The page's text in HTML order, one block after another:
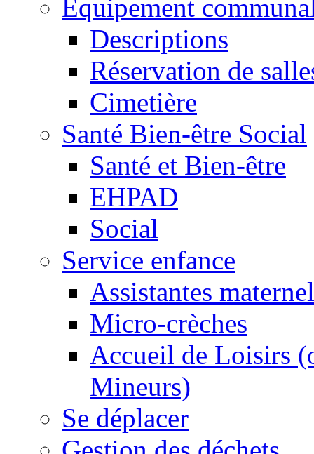
Equipement
Descriptions
Réservation de
Cimetière
Santé Bien-être Social
Santé et Bien-être
EHPAD
Social
Service enfance
Assistantes
Micro-crèches
Accueil de Loisirs
Mineurs)
Se déplacer